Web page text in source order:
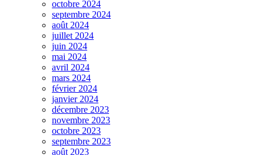
octobre 2024
septembre 2024
août 2024
juillet 2024
juin 2024
mai 2024
avril 2024
mars 2024
février 2024
janvier 2024
décembre 2023
novembre 2023
octobre 2023
septembre 2023
août 2023